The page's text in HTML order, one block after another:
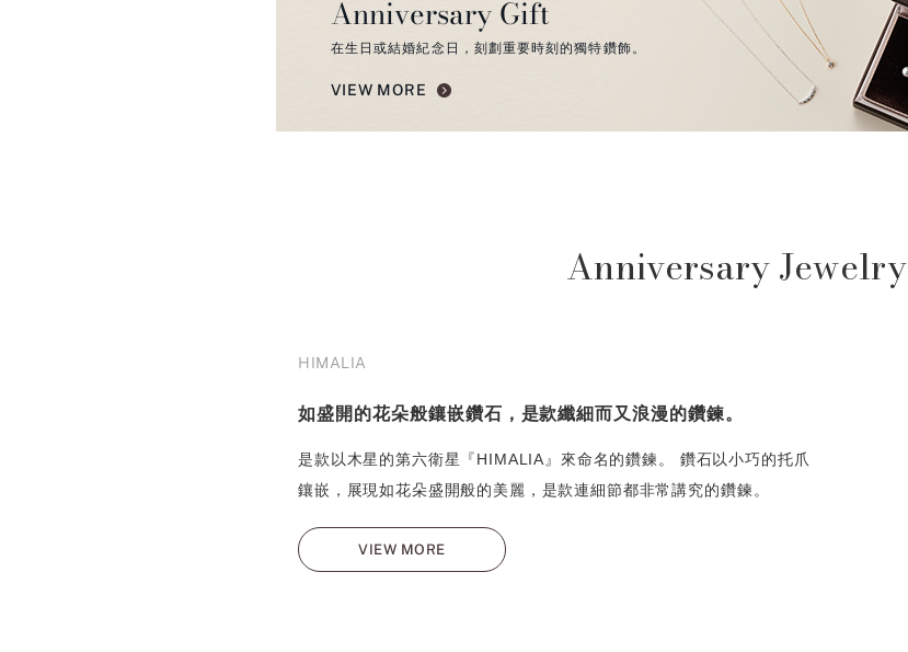
Anniversary Gift
在生日或結婚紀念日，刻劃重要時刻的獨特鑽飾。
VIEW MORE
Anniversary Jewelry
HIMALIA
如盛開的花朵般鑲嵌鑽石，是款纖細而又浪漫的鑽鍊。
是款以木星的第六衛星『HIMALIA』來命名的鑽鍊。 鑽石以小巧的托爪
鑲嵌，展現如花朵盛開般的美麗，是款連細節都非常講究的鑽鍊。
VIEW MORE